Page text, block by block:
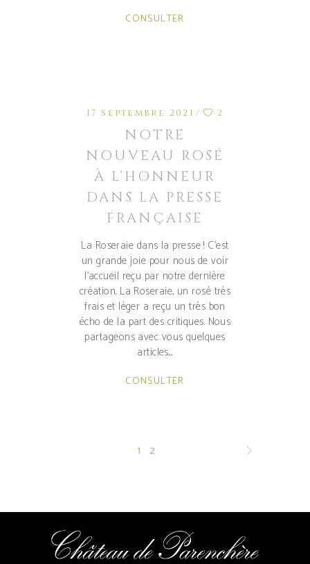
CONSULTER
17 septembre 2021 2
NOTRE
NOUVEAU ROSÉ
À L’HONNEUR
DANS LA PRESSE
FRANÇAISE
La Roseraie dans la presse ! C'est
un grande joie pour nous de voir
l'accueil reçu par notre dernière
création. La Roseraie, un rosé très
frais et léger a reçu un très bon
écho de la part des critiques. Nous
partageons avec vous quelques
articles.
CONSULTER
1 2